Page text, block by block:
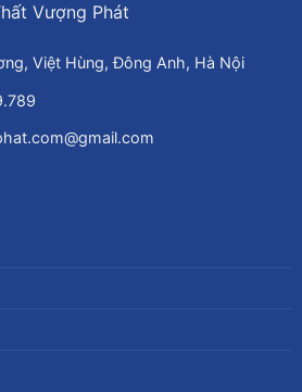
Vượng Phát
Việt Hùng, Đông Anh, Hà Nội